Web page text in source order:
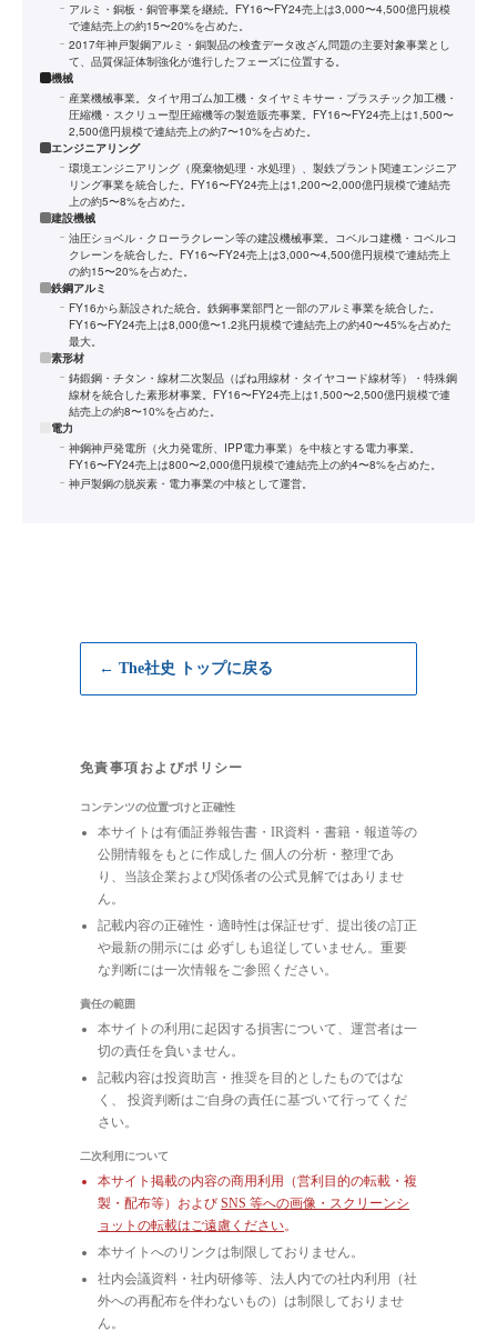
アルミ・銅板・銅管事業を継続。FY16〜FY24売上は3,000〜4,500億円規模
で連結売上の約15〜20%を占めた。
2017年神戸製鋼アルミ・銅製品の検査データ改ざん問題の主要対象事業とし
て、品質保証体制強化が進行したフェーズに位置する。
機械
産業機械事業。タイヤ用ゴム加工機・タイヤミキサー・プラスチック加工機・
圧縮機・スクリュー型圧縮機等の製造販売事業。FY16〜FY24売上は1,500〜
2,500億円規模で連結売上の約7〜10%を占めた。
エンジニアリング
環境エンジニアリング（廃棄物処理・水処理）、製鉄プラント関連エンジニア
リング事業を統合した。FY16〜FY24売上は1,200〜2,000億円規模で連結売
上の約5〜8%を占めた。
建設機械
油圧ショベル・クローラクレーン等の建設機械事業。コベルコ建機・コベルコ
クレーンを統合した。FY16〜FY24売上は3,000〜4,500億円規模で連結売上
の約15〜20%を占めた。
鉄鋼アルミ
FY16から新設された統合。鉄鋼事業部門と一部のアルミ事業を統合した。
FY16〜FY24売上は8,000億〜1.2兆円規模で連結売上の約40〜45%を占めた
最大。
素形材
鋳鍛鋼・チタン・線材二次製品（ばね用線材・タイヤコード線材等）・特殊鋼
線材を統合した素形材事業。FY16〜FY24売上は1,500〜2,500億円規模で連
結売上の約8〜10%を占めた。
電力
神鋼神戸発電所（火力発電所、IPP電力事業）を中核とする電力事業。
FY16〜FY24売上は800〜2,000億円規模で連結売上の約4〜8%を占めた。
神戸製鋼の脱炭素・電力事業の中核として運営。
← The社史 トップに戻る
免責事項およびポリシー
コンテンツの位置づけと正確性
本サイトは有価証券報告書・IR資料・書籍・報道等の
公開情報をもとに作成した 個人の分析・整理であ
り、当該企業および関係者の公式見解ではありませ
ん。
記載内容の正確性・適時性は保証せず、提出後の訂正
や最新の開示には 必ずしも追従していません。重要
な判断には一次情報をご参照ください。
責任の範囲
本サイトの利用に起因する損害について、運営者は一
切の責任を負いません。
記載内容は投資助言・推奨を目的としたものではな
く、 投資判断はご自身の責任に基づいて行ってくだ
さい。
二次利用について
本サイト掲載の内容の商用利用（営利目的の転載・複
製・配布等）および SNS 等への画像・スクリーンシ
ョットの転載はご遠慮ください。
本サイトへのリンクは制限しておりません。
社内会議資料・社内研修等、法人内での社内利用（社
外への再配布を伴わないもの）は制限しておりませ
ん。